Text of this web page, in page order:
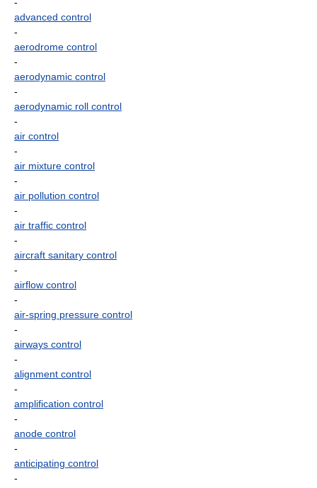
advanced control
-
aerodrome control
-
aerodynamic control
-
aerodynamic roll control
-
air control
-
air mixture control
-
air pollution control
-
air traffic control
-
aircraft sanitary control
-
airflow control
-
air-spring pressure control
-
airways control
-
alignment control
-
amplification control
-
anode control
-
anticipating control
-